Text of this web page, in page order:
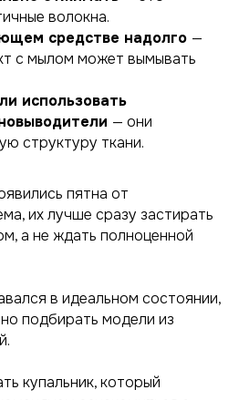
волокна.
средстве надолго —
с мылом может вымывать
использовать
— они
структуру ткани.
пятна от
их лучше сразу застирать
а не ждать полноценной
в идеальном состоянии,
подбирать модели из
купальник, который